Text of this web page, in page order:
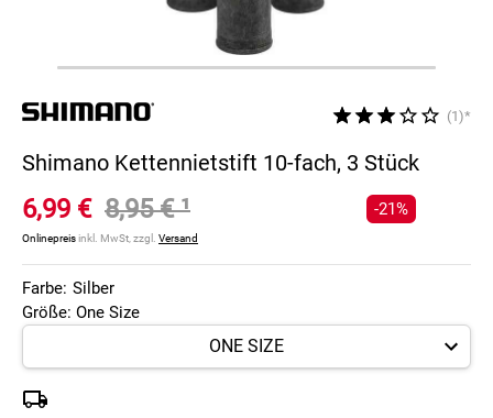
(1)*
Shimano Kettennietstift 10-fach, 3 Stück
6,99 € 8,95 €¹
Onlinepreisinkl. MwSt, zzgl. Versand
-21%
Farbe: Silber
Größe: One Size